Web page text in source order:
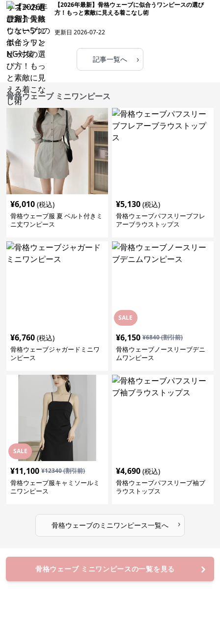
【2026年最新】骨格ウェーブに似合うワンピースの選び
方！もっと素敵に見える着こなし術
更新日2026-07-22
記事一覧へ ›
骨格ウェーブ ミニワンピース
¥6,010 (税込)
骨格ウェーブ服 夏 ベルト付きミ
ニ丈ワンピース
¥5,130 (税込)
骨格ウェーブパフスリーブフレ
アーブラウストップス
¥6,760 (税込)
骨格ウェーブジャガードミニワ
ンピース
SALE
¥6,150 ¥6840(割引前)
骨格ウェーブノースリーブデニ
ムワンピース
SALE
¥11,100 ¥12340(割引前)
骨格ウェーブ服キャミソールミ
ニワンピース
¥4,690 (税込)
骨格ウェーブパフスリーブ袖ブ
ラウストップス
骨格ウェーブのミニワンピース一覧へ ›
骨格ウェーブ ミニワンピースの一覧を見る